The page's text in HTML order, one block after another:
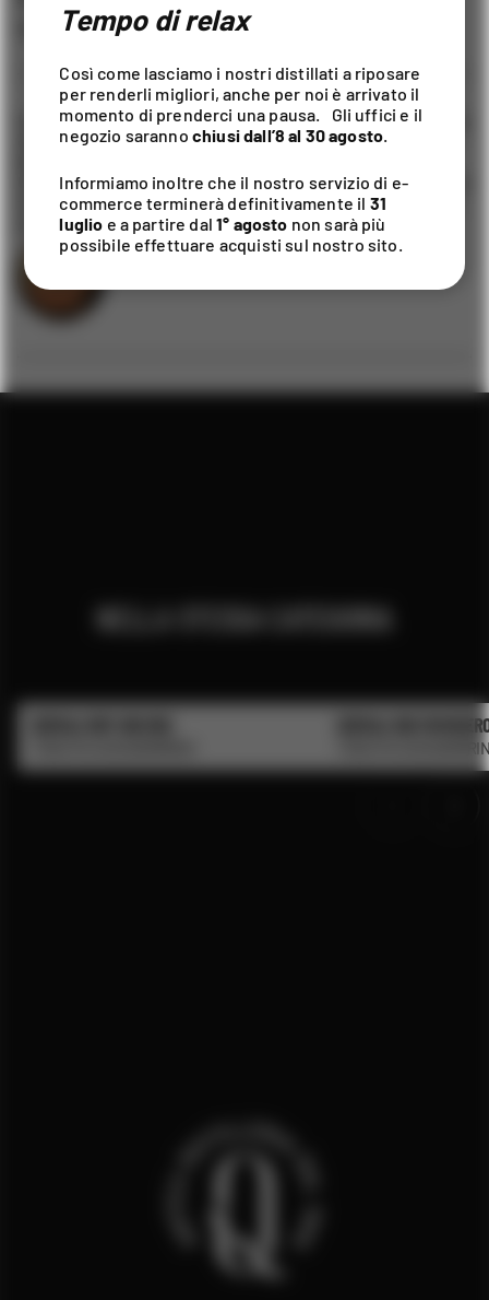
70CL / ALC. 42% VOL
La freschezza del ginepro e gli avvolgenti sentori di salvia,
cacao e papavero regalano una straordinaria intensità al
Un gin vivace, sensuale e misterioso, in perfetto equilibrio
tra fragranze agrumate ed erbacee del Mediterraneo e la
morbidezza di sentori fioriti e spezie.
NELLA STESSA CATEGORIA
SERVAJ GIN
TENUTA
Tempo di relax
Così come lasciamo i nostri distillati a riposare
per renderli migliori, anche per noi è arrivato il
momento di prenderci una pausa. Gli uffici e il
negozio saranno chiusi dall’8 al 30 agosto.
Informiamo inoltre che il nostro servizio di e-
commerce terminerà definitivamente il 31
luglio e a partire dal1° agosto non sarà più
possibile effettuare acquisti sul nostro sito.